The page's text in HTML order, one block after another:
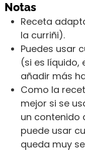
Notas
Receta
la curriñi).
Puedes usar
(si es líquido,
añadir más
Como la
mejor si se
un contenido
puede usar
queda muy